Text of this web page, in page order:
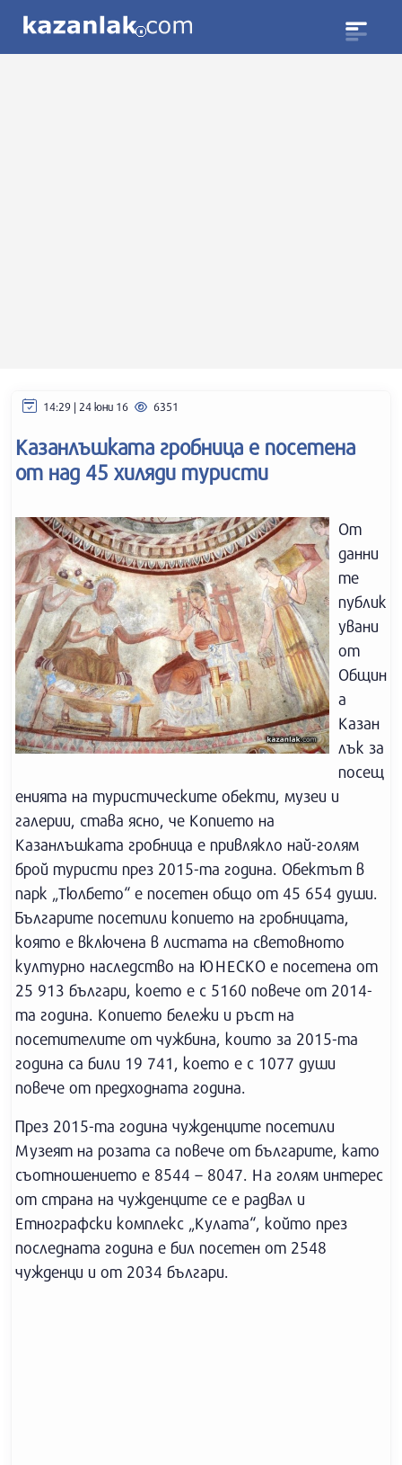
14:29 | 24 юни 16 6351
Казанлъшката гробница е посетена
от над 45 хиляди туристи
От
данни
те
публик
увани
от
Общин
а
Казан
лък за
посещ
енията на туристическите обекти, музеи и
галерии, става ясно, че Копието на
Казанлъшката гробница е привлякло най-голям
брой туристи през 2015-та година. Обектът в
парк „Тюлбето“ е посетен общо от 45 654 души.
Българите посетили копието на гробницата,
която е включена в листата на световното
културно наследство на ЮНЕСКО е посетена от
25 913 българи, което е с 5160 повече от 2014-
та година. Копието бележи и ръст на
посетителите от чужбина, които за 2015-та
година са били 19 741, което е с 1077 души
повече от предходната година.
През 2015-та година чужденците посетили
Музеят на розата са повече от българите, като
съотношението е 8544 – 8047. На голям интерес
от страна на чужденците се е радвал и
Етнографски комплекс „Кулата“, който през
последната година е бил посетен от 2548
чужденци и от 2034 българи.